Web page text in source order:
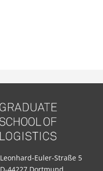
Leonhard-Euler-Straße 5
D-44227 Dortmund